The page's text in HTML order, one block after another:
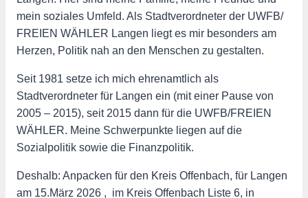
mein soziales Umfeld. Als Stadtverordneter der UWFB/
FREIEN WÄHLER Langen liegt es mir besonders am
Herzen, Politik nah an den Menschen zu gestalten.
Seit 1981 setze ich mich ehrenamtlich als
Stadtverordneter für Langen ein (mit einer Pause von
2005 – 2015), seit 2015 dann für die UWFB/FREIEN
WÄHLER. Meine Schwerpunkte liegen auf die
Sozialpolitik sowie die Finanzpolitik.
Deshalb: Anpacken für den Kreis Offenbach, für Langen
am 15.März 2026 , im Kreis Offenbach Liste 6, in